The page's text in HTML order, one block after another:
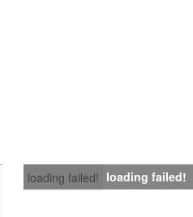
loading failed! loading failed!